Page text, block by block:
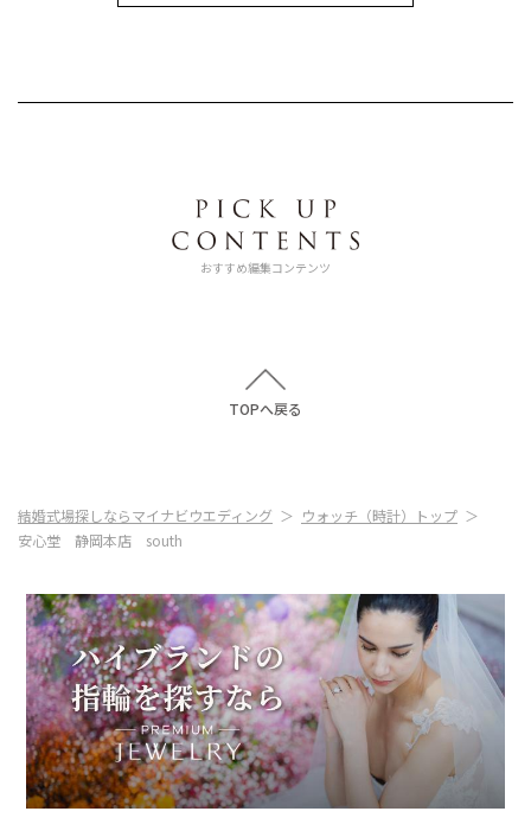
おすすめ編集コンテンツ
TOPへ戻る
結婚式場探しならマイナビウエディング
ウォッチ（時計）トップ
安心堂 静岡本店 south